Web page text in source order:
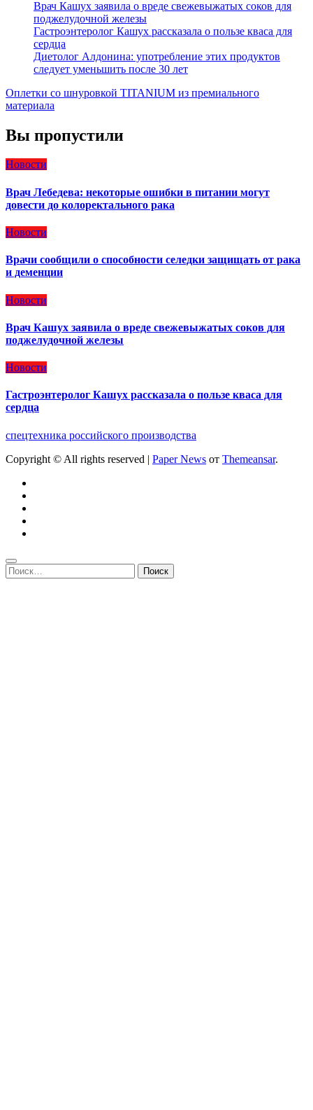
Врач Кашух заявила о вреде свежевыжатых соков для
поджелудочной железы
Гастроэнтеролог Кашух рассказала о пользе кваса для
сердца
Диетолог Алдонина: употребление этих продуктов
следует уменьшить после 30 лет
Оплетки со шнуровкой TITANIUM из премиального
материала
Вы пропустили
Новости
Врач Лебедева: некоторые ошибки в питании могут
довести до колоректального рака
Новости
Врачи сообщили о способности селедки защищать от рака
и деменции
Новости
Врач Кашух заявила о вреде свежевыжатых соков для
поджелудочной железы
Новости
Гастроэнтеролог Кашух рассказала о пользе кваса для
сердца
спецтехника российского производства
Copyright © All rights reserved | Paper News от Themeansar.
Найти: